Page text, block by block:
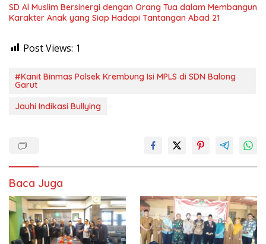
SD Al Muslim Bersinergi dengan Orang Tua dalam Membangun
Karakter Anak yang Siap Hadapi Tantangan Abad 21
Post Views: 1
#Kanit Binmas Polsek Krembung Isi MPLS di SDN Balong
Garut
Jauhi Indikasi Bullying
Baca Juga